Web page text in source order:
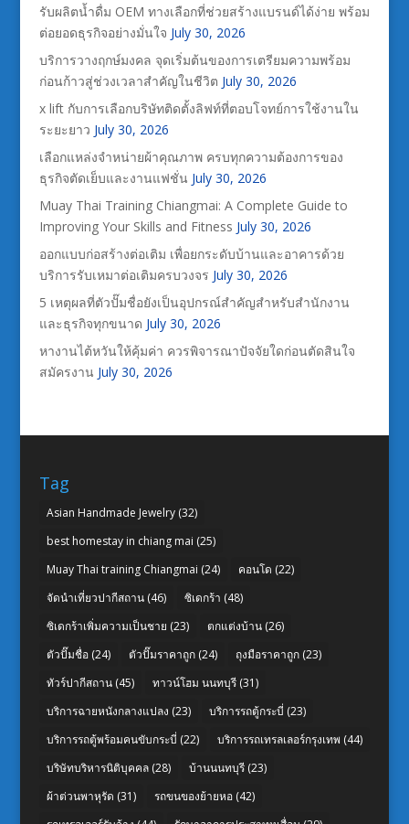
รับผลิตน้ำดื่ม OEM ทางเลือกที่ช่วยสร้างแบรนด์ได้ง่าย พร้อม
ต่อยอดธุรกิจอย่างมั่นใจ July 30, 2026
บริการวางฤกษ์มงคล จุดเริ่มต้นของการเตรียมความพร้อม
ก่อนก้าวสู่ช่วงเวลาสำคัญในชีวิต July 30, 2026
x lift กับการเลือกบริษัทติดตั้งลิฟท์ที่ตอบโจทย์การใช้งานใน
ระยะยาว July 30, 2026
เลือกแหล่งจำหน่ายผ้าคุณภาพ ครบทุกความต้องการของ
ธุรกิจตัดเย็บและงานแฟชั่น July 30, 2026
Muay Thai Training Chiangmai: A Complete Guide to
Improving Your Skills and Fitness July 30, 2026
ออกแบบก่อสร้างต่อเติม เพื่อยกระดับบ้านและอาคารด้วย
บริการรับเหมาต่อเติมครบวงจร July 30, 2026
5 เหตุผลที่ตัวปั๊มชื่อยังเป็นอุปกรณ์สำคัญสำหรับสำนักงาน
และธุรกิจทุกขนาด July 30, 2026
หางานไต้หวันให้คุ้มค่า ควรพิจารณาปัจจัยใดก่อนตัดสินใจ
สมัครงาน July 30, 2026
Tag
Asian Handmade Jewelry(32)
best homestay in chiang mai (25)
Muay Thai training Chiangmai (24) คอนโด (22)
จัดนำเที่ยวปากีสถาน(46) ซิเดกร้า (48)
ซิเดกร้าเพิ่มความเป็นชาย (23) ตกแต่งบ้าน(26)
ตัวปั๊มชื่อ(24) ตัวปั๊มราคาถูก(24) ถุงมือราคาถูก(23)
ทัวร์ปากีสถาน(45) ทาวน์โฮม นนทบุรี(31)
บริการฉายหนังกลางแปลง (23) บริการรถตู้กระบี่ (23)
บริการรถตู้พร้อมคนขับกระบี่ (22) บริการรถเทรลเลอร์กรุงเทพ (44)
บริษัทบริหารนิติบุคคล(28) บ้านนนทบุรี(23)
ผ้าต่วนพาหุรัด (31) รถขนของย้ายหอ(42)